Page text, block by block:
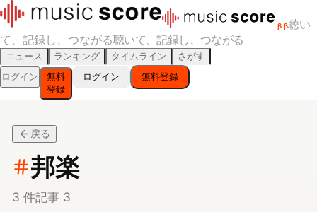
β β聴い
て、記録し、つながる聴いて、記録し、つながる
ニュース ランキング タイムライン
さがす
ログイン
無料
登録
ログイン 無料登録
戻る
邦楽
件記事3